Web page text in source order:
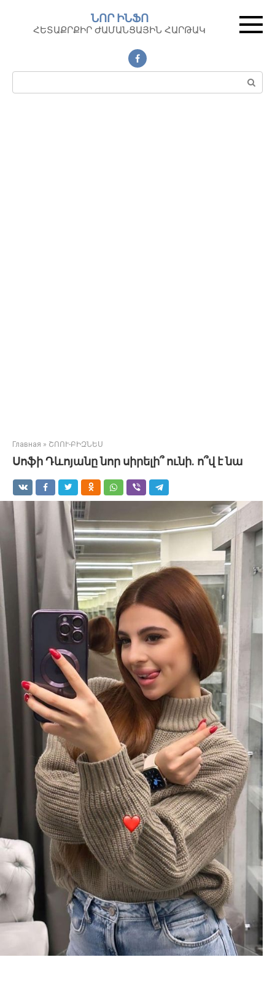
контенту
ՆՈՐ ԻՆՖՈ
ՀԵՏԱՔՐՔԻՐ ԺԱՄԱՆՑԱՅԻՆ ՀԱՐԹԱԿ
Поиск:
Главная » ՇՈՈՒ-ԲԻԶՆԵՍ
Սոֆի Դևոյանը նոր սիրելի՞ ունի. ո՞վ է նա